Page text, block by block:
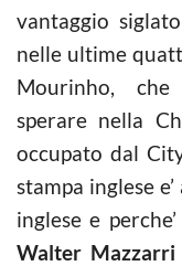
vantaggio
nelle ultime
Mourinho, che
sperare nella
occupato dal
stampa inglese
inglese e
Walter Mazzarri